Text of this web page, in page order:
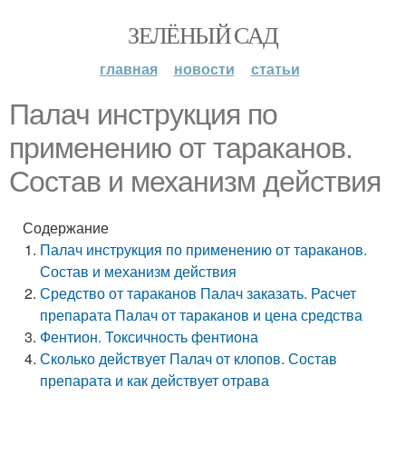
ЗЕЛЁНЫЙ САД
главная новости статьи
Палач инструкция по
применению от тараканов.
Состав и механизм действия
Содержание
Палач инструкция по применению от тараканов.
Состав и механизм действия
Средство от тараканов Палач заказать. Расчет
препарата Палач от тараканов и цена средства
Фентион. Токсичность фентиона
Сколько действует Палач от клопов. Состав
препарата и как действует отрава